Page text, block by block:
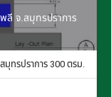
ลี จ.สมุทรปราการ
มุทรปราการ 300 ตรม.